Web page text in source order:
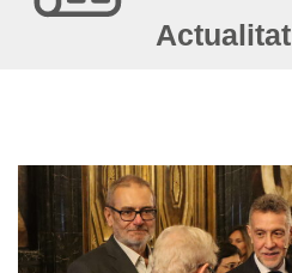
Actualitat